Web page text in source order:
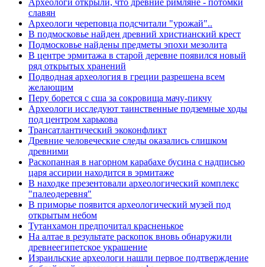
Археологи открыли, что древние римляне - потомки
славян
Археологи череповца подсчитали "урожай"..
В подмосковье найден древний христианский крест
Подмосковье найдены предметы эпохи мезолита
В центре эрмитажа в старой деревне появился новый
ряд открытых хранений
Подводная археология в греции разрешена всем
желающим
Перу борется с сша за сокровища мачу-пикчу
Археологи исследуют таинственные подземные ходы
под центром харькова
Трансатлантический экоконфликт
Древние человеческие следы оказались слишком
древними
Раскопанная в нагорном карабахе бусина с надписью
царя ассирии находится в эрмитаже
В находке презентовали археологический комплекс
"палеодеревня"
В приморье появится археологический музей под
открытым небом
Тутанхамон предпочитал красненькое
На алтае в результате раскопок вновь обнаружили
древнеегипетское украшение
Израильские археологи нашли первое подтверждение